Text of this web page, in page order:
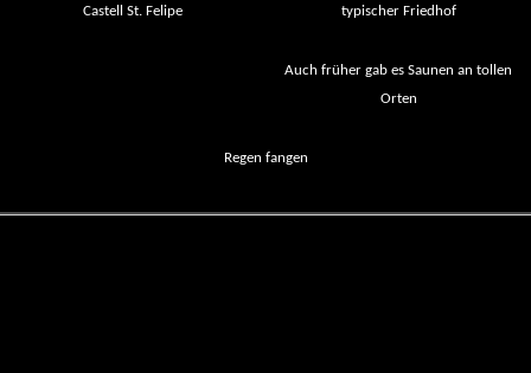
Castell St. Felipe typischer Friedhof
Auch früher gab es Saunen an tollen
Orten
Regen fangen